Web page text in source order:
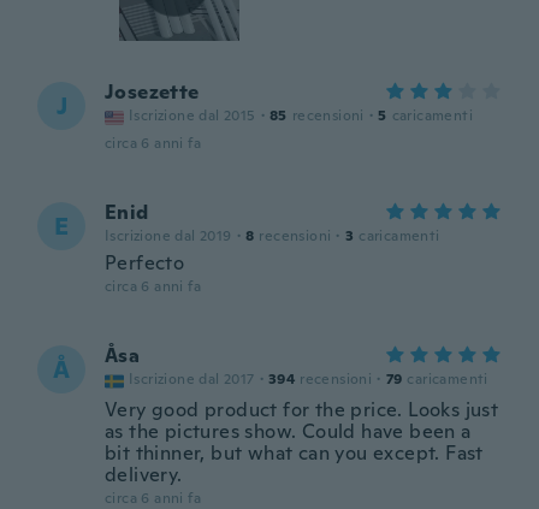
J Josezette
Iscrizione dal 2015 · 85 recensioni · 5 caricamenti
circa 6 anni fa
E Enid
Iscrizione dal 2019 · 8 recensioni · 3 caricamenti
Perfecto
circa 6 anni fa
Å Åsa
Iscrizione dal 2017 · 394 recensioni · 79 caricamenti
Very good product for the price. Looks just
as the pictures show. Could have been a
bit thinner, but what can you except. Fast
delivery.
circa 6 anni fa